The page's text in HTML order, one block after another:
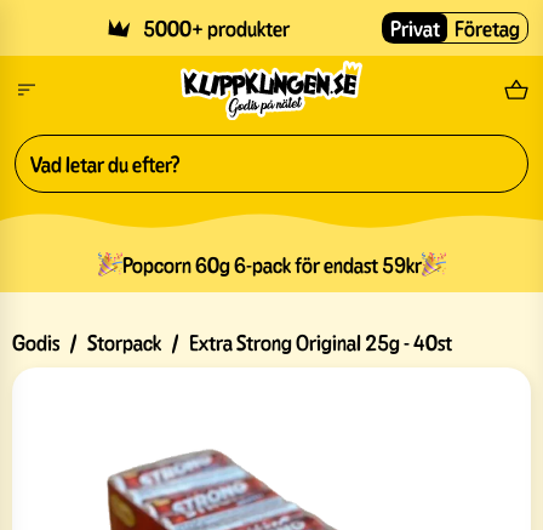
5000+ produkter Fri
Privat Företag
Popcorn 60g 6-pack för endast 59kr
Godis / Storpack / Extra Strong Original 25g - 40st